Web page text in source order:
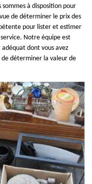
à disposition pour
de déterminer le prix des
pour lister et estimer
Notre équipe est
adéquat dont vous avez
déterminer la valeur de